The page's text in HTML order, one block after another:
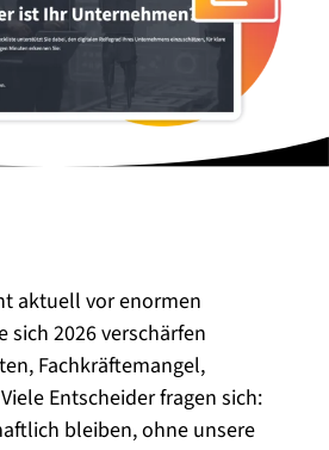
aktuell vor enormen
sich 2026 verschärfen
Fachkräftemangel,
Entscheider fragen sich:
bleiben, ohne unsere